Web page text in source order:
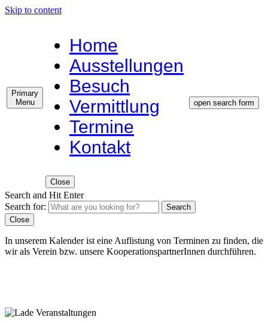
Skip to content
Primary
Menu
Home
Ausstellungen
Besuch
Vermittlung
Termine
Kontakt
Close
open search form
Search and Hit Enter
Search for:
Search
Close
In unserem Kalender ist eine Auflistung von Terminen zu finden, die
wir als Verein bzw. unsere KooperationspartnerInnen durchführen.